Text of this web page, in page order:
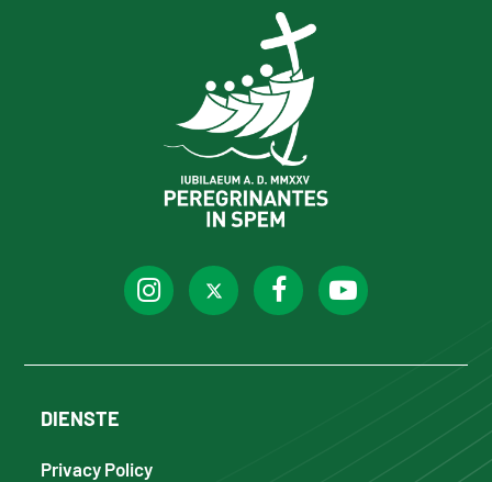
DIENSTE
Privacy Policy